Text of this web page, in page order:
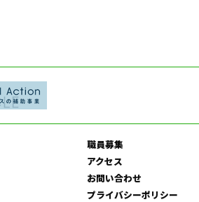
職員募集
アクセス
お問い合わせ
プライバシーポリシー